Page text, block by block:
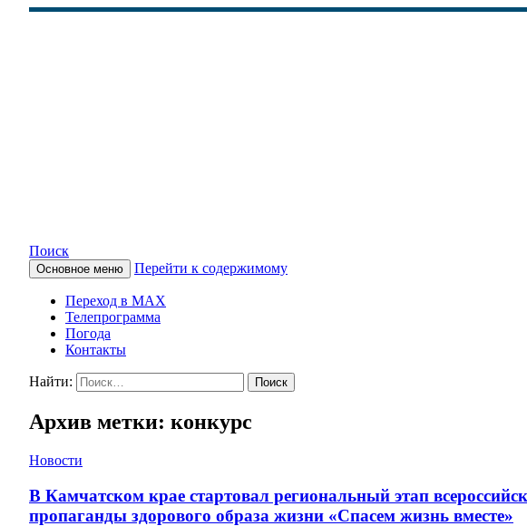
КАМЧАТСКОЕ
Поиск
Основное меню Перейти к содержимому
Переход в MAX
Телепрограмма
Погода
Контакты
Найти:
Архив метки: конкурс
Новости
В Камчатском крае стартовал региональный этап
пропаганды здорового образа жизни «Спасем жизнь вместе»